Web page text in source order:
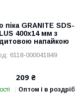
піка GRANITE SDS-
400х14 мм з
напайкою
6118-000041849
209 ₴
Оптом і в роздріб